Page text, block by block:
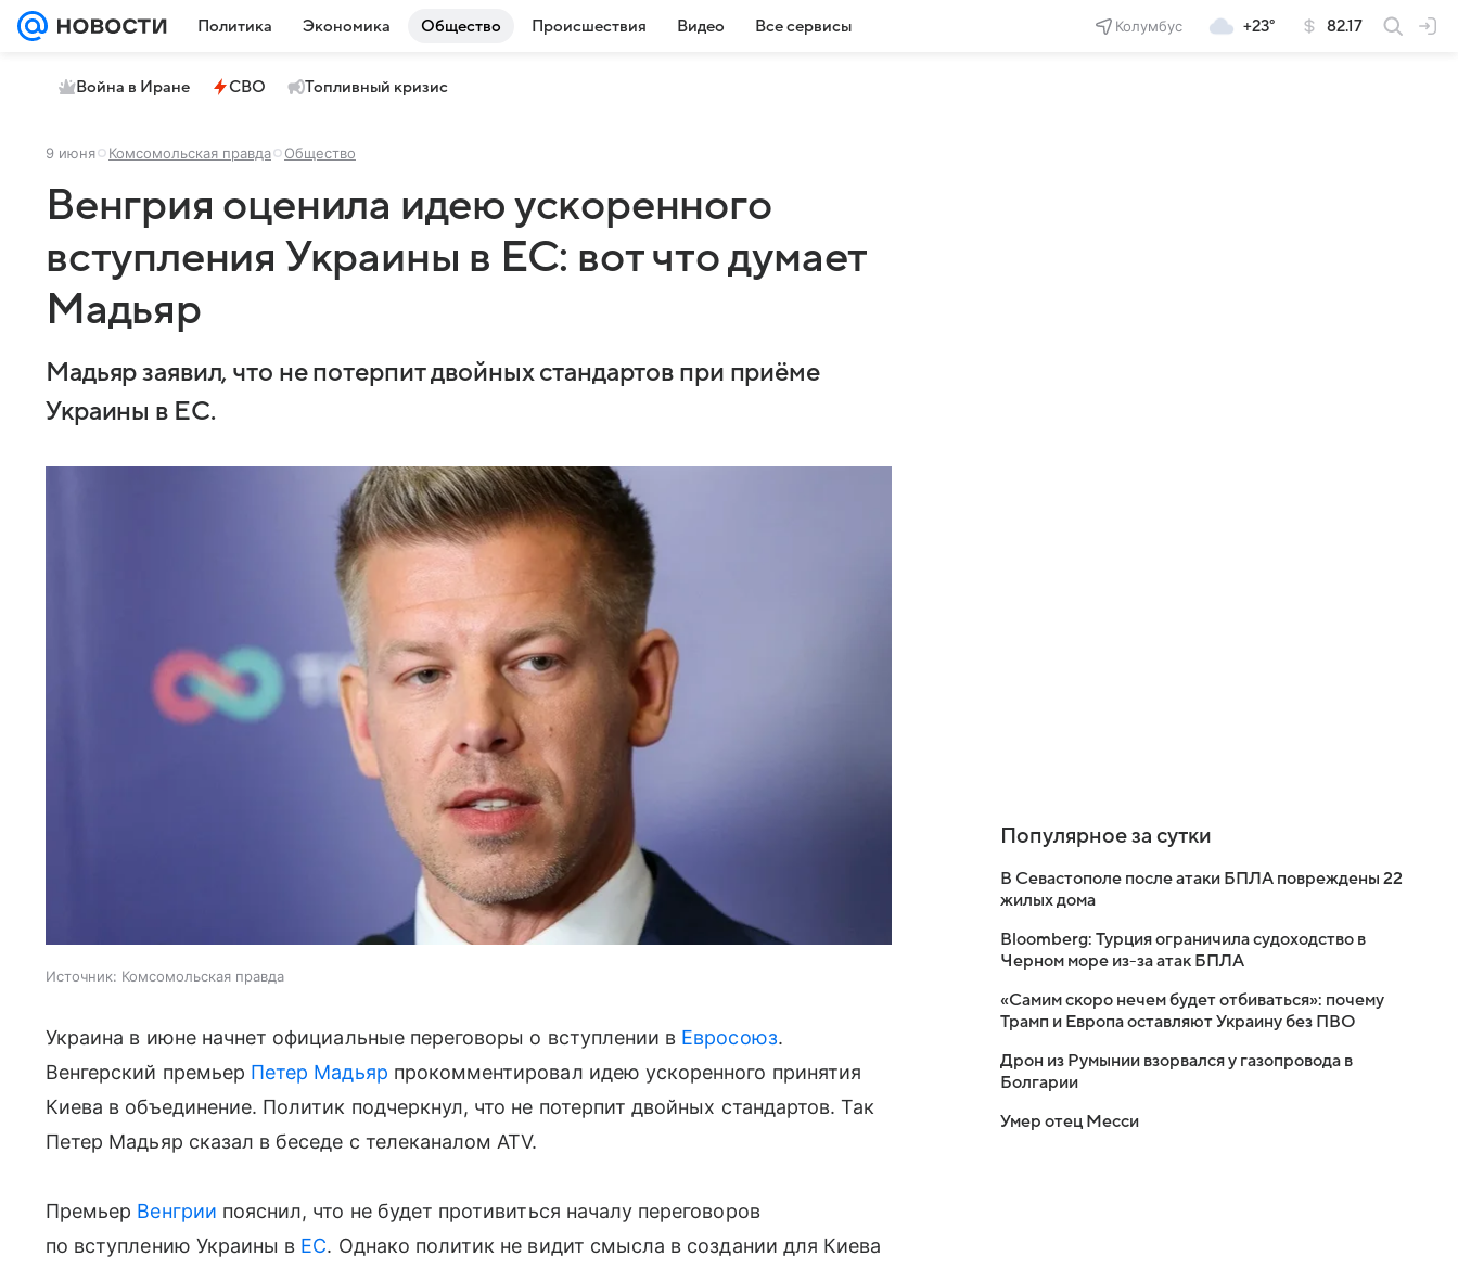
Политика Экономика Общество Происшествия Видео Все сервисы Колумбус +23° 82.17
Война в Иране СВО Топливный кризис
9 июня Комсомольская правда Общество
Венгрия оценила идею ускоренного
вступления Украины в ЕС: вот что думает
Мадьяр
Мадьяр заявил, что не потерпит двойных стандартов при приёме
Украины в ЕС.
Источник: Комсомольская правда
Украина в июне начнет официальные переговоры о вступлении в Евросоюз.
Венгерский премьер Петер Мадьяр прокомментировал идею ускоренного принятия
Киева в объединение. Политик подчеркнул, что не потерпит двойных стандартов. Так
Петер Мадьяр сказал в беседе с телеканалом ATV.
Премьер Венгрии пояснил, что не будет противиться началу переговоров
по вступлению Украины в ЕС. Однако политик не видит смысла в создании для Киева
Популярное за сутки
В Севастополе после атаки БПЛА повреждены 22
жилых дома
Bloomberg: Турция ограничила судоходство в
Черном море из-за атак БПЛА
«Самим скоро нечем будет отбиваться»: почему
Трамп и Европа оставляют Украину без ПВО
Дрон из Румынии взорвался у газопровода в
Болгарии
Умер отец Месси